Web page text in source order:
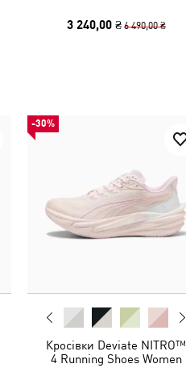
3 240,00 ₴ 6 490,00 ₴
-30%
Кросівки Deviate NITRO™
4 Running Shoes Women